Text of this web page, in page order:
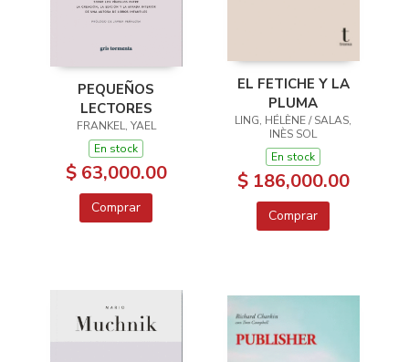
PEQUEÑOS
LECTORES
FRANKEL, YAEL
En stock
$ 63,000.00
Comprar
EL FETICHE Y LA
PLUMA
LING, HÉLÈNE / SALAS,
INÈS SOL
En stock
$ 186,000.00
Comprar